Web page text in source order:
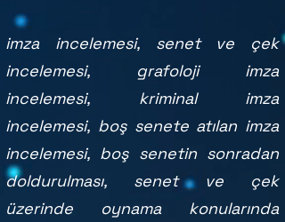
imza incelemesi, senet ve çek
incelemesi, grafoloji imza
incelemesi, kriminal imza
incelemesi, boş senete atılan imza
incelemesi, boş senetin sonradan
doldurulması, senet ve çek
üzerinde oynama konularında